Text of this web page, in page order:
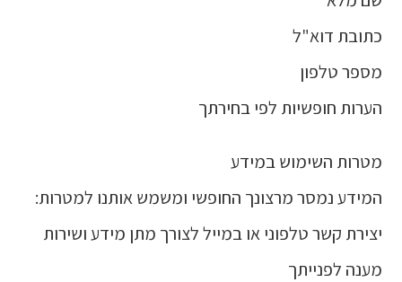
כתובת דוא"ל
מספר טלפון
הערות חופשיות לפי בחירתך
מטרות השימוש במידע
המידע נמסר מרצונך החופשי ומשמש אותנו למטרות:
יצירת קשר טלפוני או במייל לצורך מתן מידע ושירות
מענה לפנייתך